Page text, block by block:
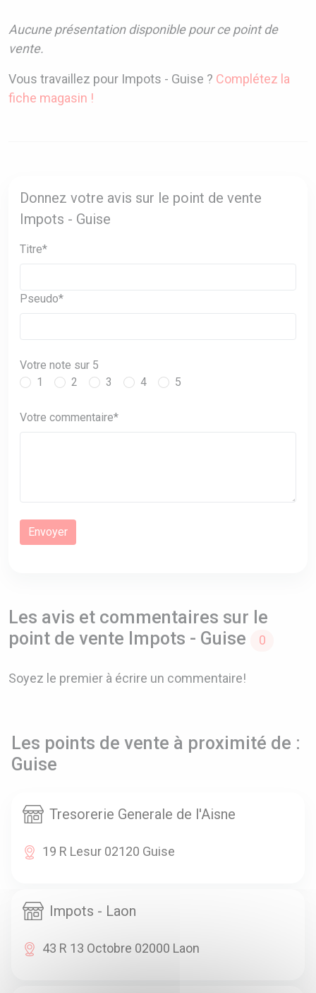
Aucune présentation disponible pour ce point de
vente.
Vous travaillez pour Impots - Guise ? Complétez la
fiche magasin !
Donnez votre avis sur le point de vente
Impots - Guise
Titre*
Pseudo*
Votre note sur 5
1
2 3 4 5
Votre commentaire*
Les avis et commentaires sur le
point de vente Impots - Guise
0
Soyez le premier à écrire un commentaire!
Les points de vente à proximité de :
Guise
Tresorerie Generale de l'Aisne
19 R Lesur 02120 Guise
Impots - Laon
43 R 13 Octobre 02000 Laon